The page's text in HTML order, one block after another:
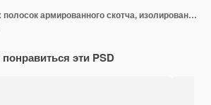
Набор желтых полосок армированного скотча, изолированные
эти PSD